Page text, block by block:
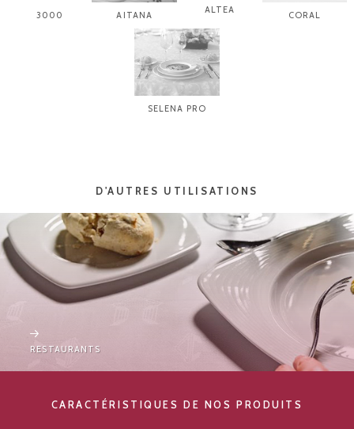
3000 AITANA
ALTEA
CORAL
SELENA PRO
D'AUTRES UTILISATIONS
RESTAURANTS
CARACTÉRISTIQUES DE NOS PRODUITS